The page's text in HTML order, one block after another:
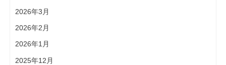
2026年3月
2026年2月
2026年1月
2025年12月